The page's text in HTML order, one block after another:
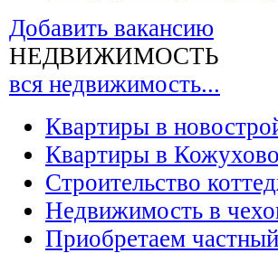
Добавить вакансию
НЕДВИЖИМОСТЬ
вся недвижимость...
Квартиры в
Квартиры в Кожухово
Строительство
Недвижимость в
Приобретаем